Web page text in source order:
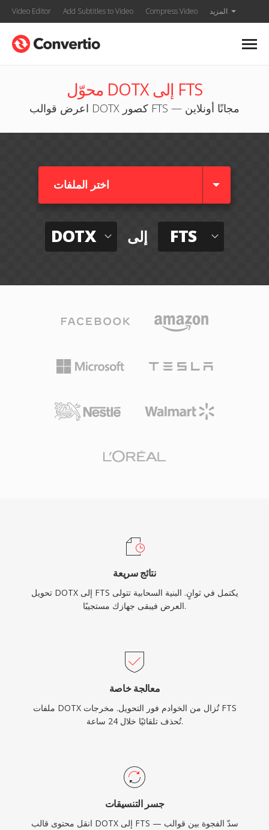
Video Editor Add Subtitles to Video Compress Video المزيد
محوّل DOTX إلى FTS
اعرض قوالب DOTX كصور FTS — مجانًا أونلاين
اختر الملفات
DOTX إلى FTS
نتائج سريعة
تحويل DOTX إلى FTS يكتمل في ثوانٍ. البنية السحابية تتولى
العرض فيبقى جهازك مستجيبًا.
معالجة خاصة
ملفات DOTX تُزال من الخوادم فور التحويل. مخرجات FTS
تُحذف تلقائيًا خلال 24 ساعة.
جسر التنسيقات
انقل محتوى قالب DOTX إلى FTS — سدّ الفجوة بين قوالب